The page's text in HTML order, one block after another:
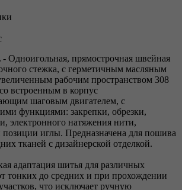
Одноигольная, прямострочная швейная
стежка, с герметичным масляным
рабочим пространством 308
встроенным в корпус
шаговым двигателем, с
функциями: закрепки, обрезки,
электронного натяжения нити,
позиции иглы. Предназначена для пошива
тканей с дизайнерской отделкой.
адаптация шитья для различных
тонких до средних и при прохождении
что исключает ручную